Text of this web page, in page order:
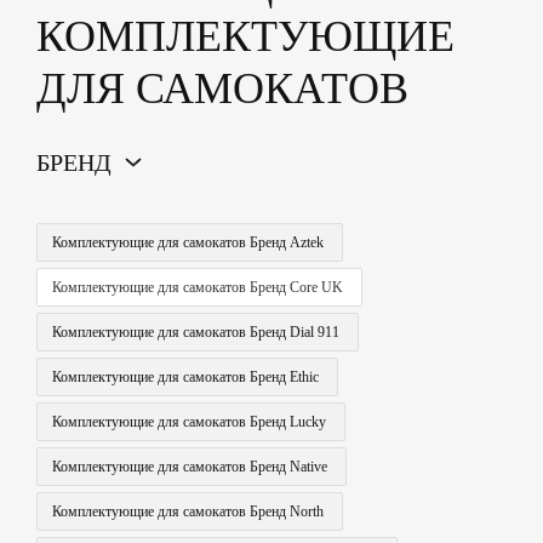
КОМПЛЕКТУЮЩИЕ
ДЛЯ САМОКАТОВ
БРЕНД
Комплектующие для самокатов Бренд Aztek
Комплектующие для самокатов Бренд Core UK
Комплектующие для самокатов Бренд Dial 911
Комплектующие для самокатов Бренд Ethic
Комплектующие для самокатов Бренд Lucky
Комплектующие для самокатов Бренд Native
Комплектующие для самокатов Бренд North